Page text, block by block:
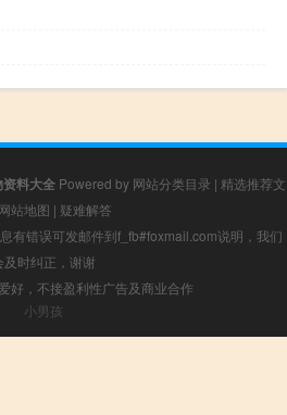
料大全Powered by 网站分类目录 | 精选推荐文
网站地图 | 疑难解答
有错误可发邮件到f_fb#foxmail.com说明，我们
及时纠正，谢谢
好，不接盈利性广告及商业合作
小男孩